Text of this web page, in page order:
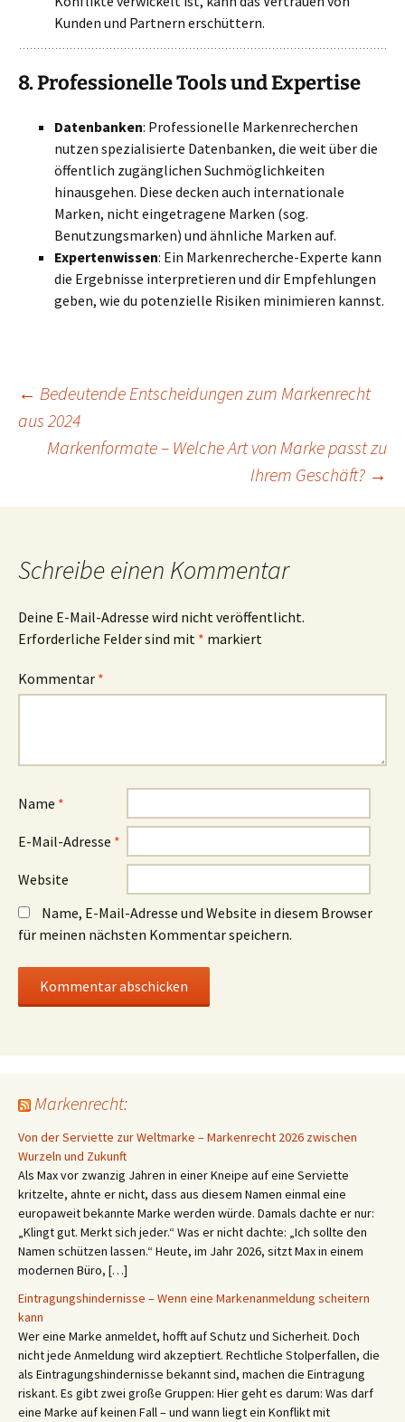
Kunden und Partnern erschüttern.
8.Professionelle Tools und Expertise
Datenbanken: Professionelle Markenrecherchen
nutzen spezialisierte Datenbanken, die weit über die
öffentlich zugänglichen Suchmöglichkeiten
hinausgehen. Diese decken auch internationale
Marken, nicht eingetragene Marken (sog.
Benutzungsmarken) und ähnliche Marken auf.
Expertenwissen: Ein Markenrecherche-Experte kann
die Ergebnisse interpretieren und dir Empfehlungen
geben, wie du potenzielle Risiken minimieren kannst.
Beitragsnavigation
← Bedeutende Entscheidungen zum Markenrecht
aus 2024
Markenformate – Welche Art von Marke passt zu
Ihrem Geschäft? →
Schreibe einen Kommentar
Deine E-Mail-Adresse wird nicht veröffentlicht.
Erforderliche Felder sind mit * markiert
Kommentar *
Name *
E-Mail-Adresse *
Website
Name, E-Mail-Adresse und Website in diesem Browser
für meinen nächsten Kommentar speichern.
Markenrecht:
Von der Serviette zur Weltmarke – Markenrecht 2026 zwischen
Wurzeln und Zukunft
Als Max vor zwanzig Jahren in einer Kneipe auf eine Serviette
kritzelte, ahnte er nicht, dass aus diesem Namen einmal eine
europaweit bekannte Marke werden würde. Damals dachte er nur:
„Klingt gut. Merkt sich jeder.“ Was er nicht dachte: „Ich sollte den
Namen schützen lassen.“ Heute, im Jahr 2026, sitzt Max in einem
modernen Büro, […]
Eintragungshindernisse – Wenn eine Markenanmeldung scheitern
kann
Wer eine Marke anmeldet, hofft auf Schutz und Sicherheit. Doch
nicht jede Anmeldung wird akzeptiert. Rechtliche Stolperfallen, die
als Eintragungshindernisse bekannt sind, machen die Eintragung
riskant. Es gibt zwei große Gruppen: Hier geht es darum: Was darf
eine Marke auf keinen Fall – und wann liegt ein Konflikt mit